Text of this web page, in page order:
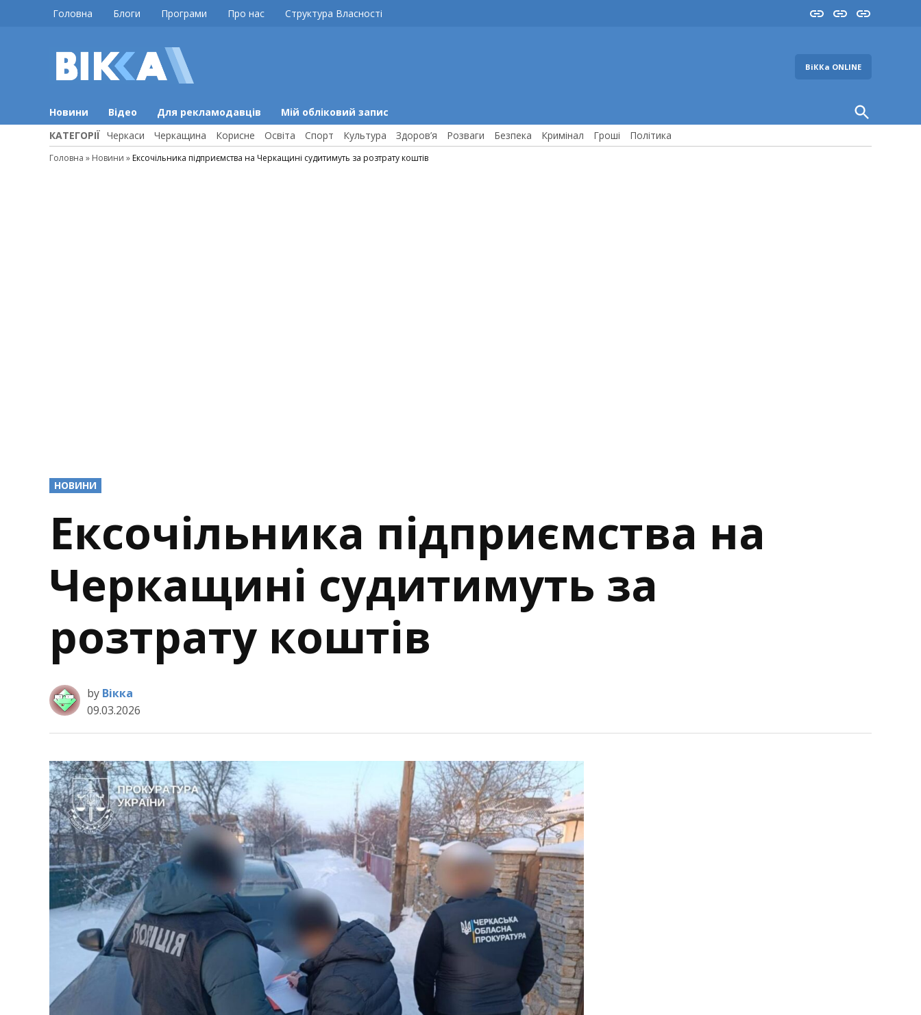
Головна Блоги Програми Про нас Структура Власності InstaYouTube
FB
ВіККа ONLINE
Новини Відео Для рекламодавців Мій обліковий запис
Open
Search
КАТЕГОРІЇ Черкаси Черкащина Корисне Освіта Спорт Культура Здоров’я Розваги Безпека Кримінал Гроші Політика
Головна » Новини » Ексочільника підприємства на Черкащині судитимуть за розтрату коштів
POSTED
IN
НОВИНИ
Ексочільника підприємства на
Черкащині судитимуть за
розтрату коштів
by Вікка
09.03.2026